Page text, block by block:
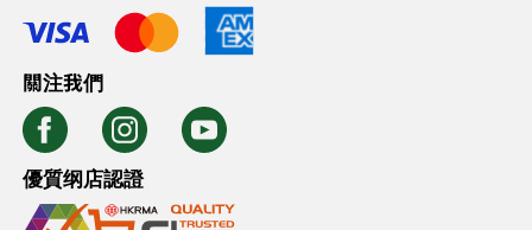
關注我們
優質纲店認證